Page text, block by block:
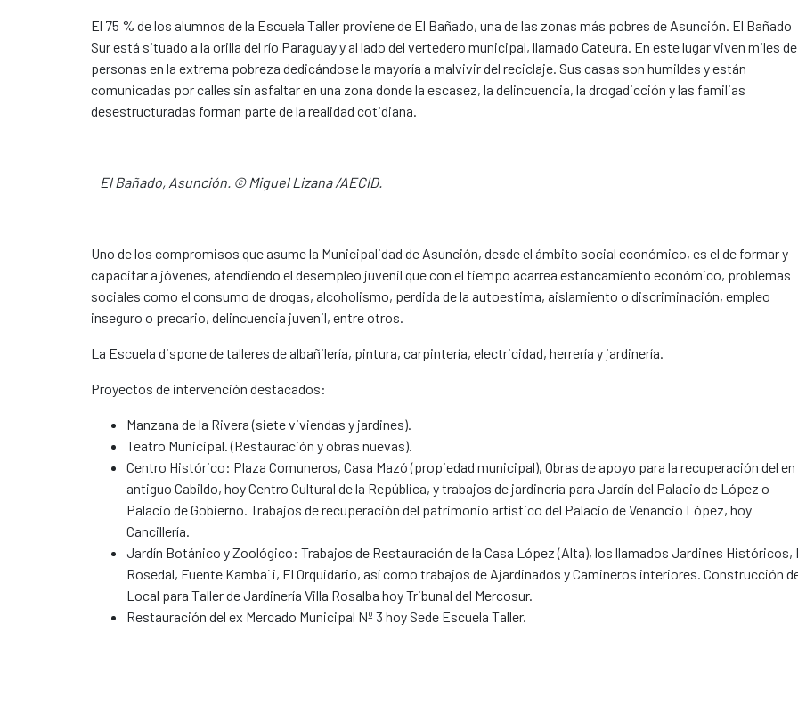
El 75 % de los alumnos de la Escuela Taller proviene de El Bañado, una de las zonas más pobres de Asunción. El Bañado
Sur está situado a la orilla del río Paraguay y al lado del vertedero municipal, llamado Cateura. En este lugar viven miles de
personas en la extrema pobreza dedicándose la mayoría a malvivir del reciclaje. Sus casas son humildes y están
comunicadas por calles sin asfaltar en una zona donde la escasez, la delincuencia, la drogadicción y las familias
desestructuradas forman parte de la realidad cotidiana.
El Bañado, Asunción. © Miguel Lizana /AECID.
​Uno de los compromisos que asume la Municipalidad de Asunción, desde el ámbito social económico, es el de formar y
capacitar a jóvenes, atendiendo el desempleo juvenil que con el tiempo acarrea estancamiento económico, problemas
sociales como el consumo de drogas, alcoholismo, perdida de la autoestima, aislamiento o discriminación, empleo
inseguro o precario, delincuencia juvenil, entre otros.
La Escuela dispone de talleres de albañilería, pintura, carpintería, electricidad, herrería y jardinería.
Proyectos de intervención destacados:
Manzana de la Rivera (siete viviendas y jardines).
Teatro Municipal. (Restauración y obras nuevas).
Centro Histórico: Plaza Comuneros, Casa Mazó (propiedad municipal), Obras de apoyo para la recuperación del en
antiguo Cabildo, hoy Centro Cultural de la República, y trabajos de jardinería para Jardín del Palacio de López o
Palacio de Gobierno. Trabajos de recuperación del patrimonio artístico del Palacio de Venancio López, hoy
Cancillería.
Jardín Botánico y Zoológico: Trabajos de Restauración de la Casa López (Alta), los llamados Jardines Históricos,
Rosedal, Fuente Kamba´ i, El Orquidario, así como trabajos de Ajardinados y Camineros interiores. Construcción
Local para Taller de Jardinería Villa Rosalba hoy Tribunal del Mercosur.
Restauración del ex Mercado Municipal Nº 3 hoy Sede Escuela Taller.